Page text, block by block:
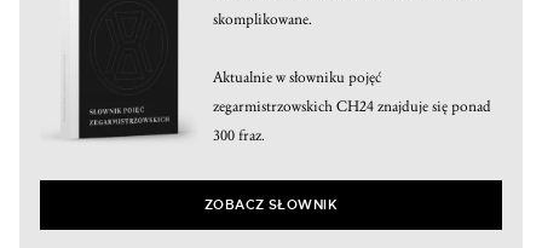
skomplikowane.
Aktualnie w słowniku pojęć
zegarmistrzowskich CH24 znajduje się ponad
300 fraz.
ZOBACZ SŁOWNIK